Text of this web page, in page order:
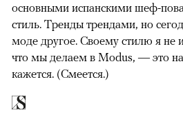
основными испанскими шеф-
стиль. Тренды трендами, но
моде другое. Своему стилю я не
что мы делаем в Modus, — это
кажется. (Смеется.)